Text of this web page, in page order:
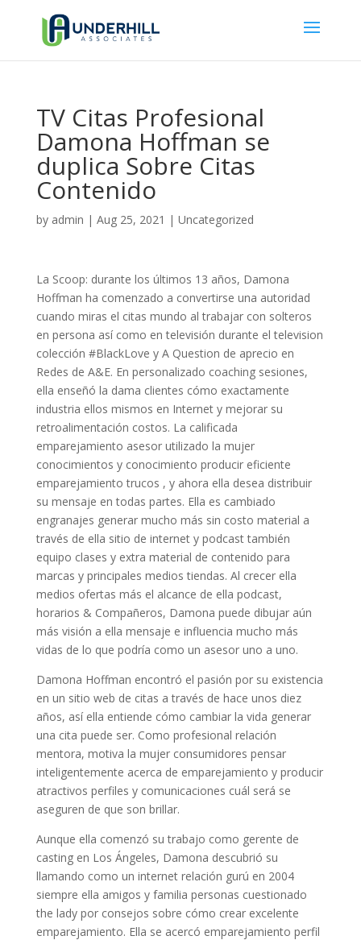
TV Citas Profesional
Damona Hoffman se
duplica Sobre Citas
Contenido
by admin | Aug 25, 2021 | Uncategorized
La Scoop: durante los últimos 13 años, Damona
Hoffman ha comenzado a convertirse una autoridad
cuando miras el citas mundo al trabajar con solteros
en persona así como en televisión durante el television
colección #BlackLove y A Question de aprecio en
Redes de A&E. En personalizado coaching sesiones,
ella enseñó la dama clientes cómo exactamente
industria ellos mismos en Internet y mejorar su
retroalimentación costos. La calificada
emparejamiento asesor utilizado la mujer
conocimientos y conocimiento producir eficiente
emparejamiento trucos , y ahora ella desea distribuir
su mensaje en todas partes. Ella es cambiado
engranajes generar mucho más sin costo material a
través de ella sitio de internet y podcast también
equipo clases y extra material de contenido para
marcas y principales medios tiendas. Al crecer ella
medios ofertas más el alcance de ella podcast,
horarios & Compañeros, Damona puede dibujar aún
más visión a ella mensaje e influencia mucho más
vidas de lo que podría como un asesor uno a uno.
Damona Hoffman encontró el pasión por su existencia
en un sitio web de citas a través de hace unos diez
años, así ella entiende cómo cambiar la vida generar
una cita puede ser. Como profesional relación
mentora, motiva la mujer consumidores pensar
inteligentemente acerca de emparejamiento y producir
atractivos perfiles y comunicaciones cuál será se
aseguren de que son brillar.
Aunque ella comenzó su trabajo como gerente de
casting en Los Ángeles, Damona descubrió su
llamando como un internet relación gurú en 2004
siempre ella amigos y familia personas cuestionado
the lady por consejos sobre cómo crear excelente
emparejamiento. Ella se acercó emparejamiento perfil